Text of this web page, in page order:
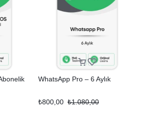
WhatsApp Pro – 6 Aylık
₺800,00 ₺1.080,00